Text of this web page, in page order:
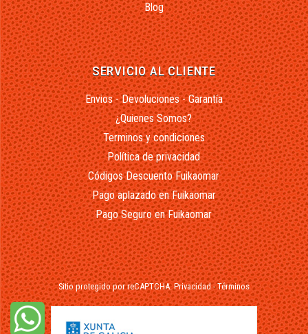
Blog
SERVICIO AL CLIENTE
Envios - Devoluciones - Garantía
¿Quienes Somos?
Terminos y condiciones
Política de privacidad
Códigos Descuento Fuikaomar
Pago aplazado en Fuikaomar
Pago Seguro en Fuikaomar
Sitio protegido por reCAPTCHA.Privacidad-Términos